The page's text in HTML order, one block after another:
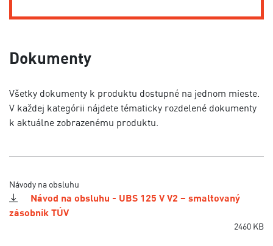
Dokumenty
Všetky dokumenty k produktu dostupné na jednom mieste.
V každej kategórii nájdete tématicky rozdelené dokumenty
k aktuálne zobrazenému produktu.
Návody na obsluhu
Návod na obsluhu - UBS 125 V V2 – smaltovaný
zásobník TÚV
2460 KB